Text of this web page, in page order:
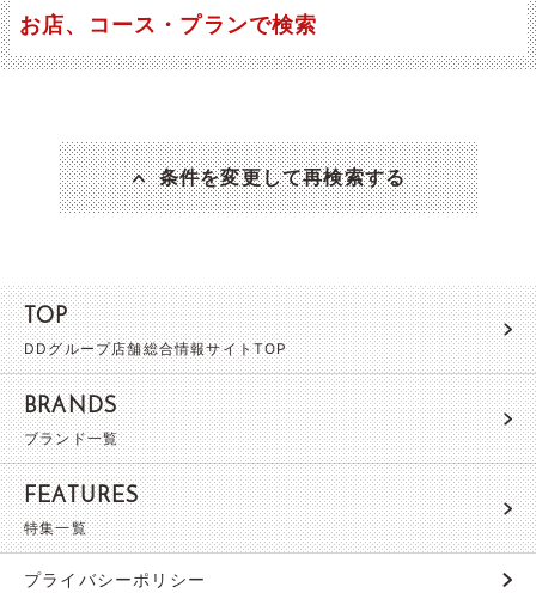
お店、コース・プランで検索
条件を変更して再検索する
TOP
DDグループ店舗総合情報サイトTOP
BRANDS
ブランド一覧
FEATURES
特集一覧
プライバシーポリシー